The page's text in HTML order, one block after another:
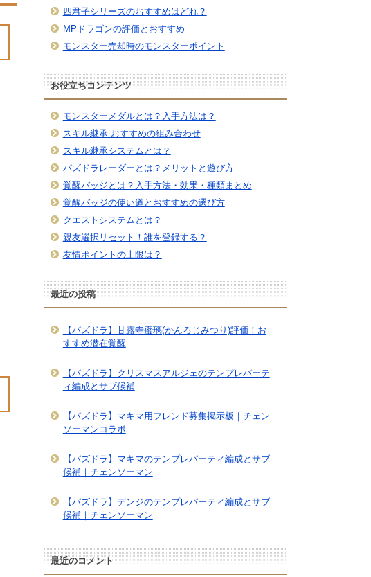
四君子シリーズのおすすめはどれ？
MPドラゴンの評価とおすすめ
モンスター売却時のモンスターポイント
お役立ちコンテンツ
モンスターメダルとは？入手方法は？
スキル継承 おすすめの組み合わせ
スキル継承システムとは？
パズドラレーダーとは？メリットと遊び方
覚醒バッジとは？入手方法・効果・種類まとめ
覚醒バッジの使い道とおすすめの選び方
クエストシステムとは？
親友選択リセット！誰を登録する？
友情ポイントの上限は？
最近の投稿
【パズドラ】甘露寺蜜璃(かんろじみつり)評価！お
すすめ潜在覚醒
【パズドラ】クリスマスアルジェのテンプレパーテ
ィ編成とサブ候補
【パズドラ】マキマ用フレンド募集掲示板｜チェン
ソーマンコラボ
【パズドラ】マキマのテンプレパーティ編成とサブ
候補｜チェンソーマン
【パズドラ】デンジのテンプレパーティ編成とサブ
候補｜チェンソーマン
最近のコメント